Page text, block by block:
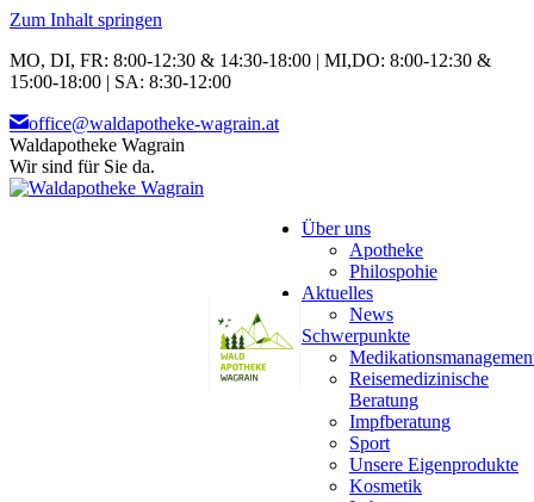
Zum Inhalt springen
MO, DI, FR: 8:00-12:30 & 14:30-18:00 | MI,DO: 8:00-12:30 &
15:00-18:00 | SA: 8:30-12:00
office@waldapotheke-wagrain.at
Waldapotheke Wagrain
Wir sind für Sie da.
Über uns
Apotheke
Philospohie
Aktuelles
News
Schwerpunkte
Reisemedizinische
Beratung
Impfberatung
Sport
Unsere Eigenprodukte
Kosmetik